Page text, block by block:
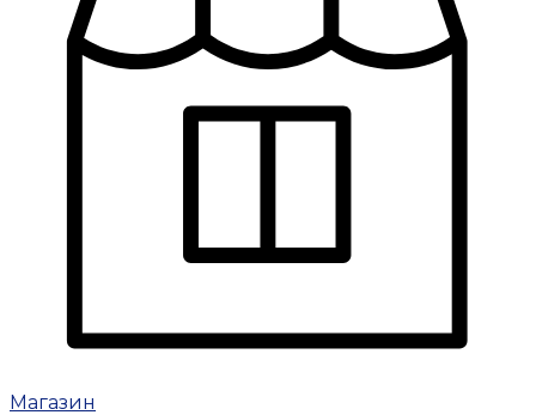
Магазин